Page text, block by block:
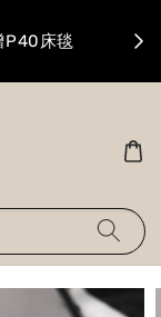
P40床毯